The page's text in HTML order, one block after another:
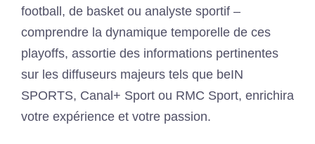
football, de basket ou analyste sportif –
comprendre la dynamique temporelle de ces
playoffs, assortie des informations pertinentes
sur les diffuseurs majeurs tels que beIN
SPORTS, Canal+ Sport ou RMC Sport, enrichira
votre expérience et votre passion.